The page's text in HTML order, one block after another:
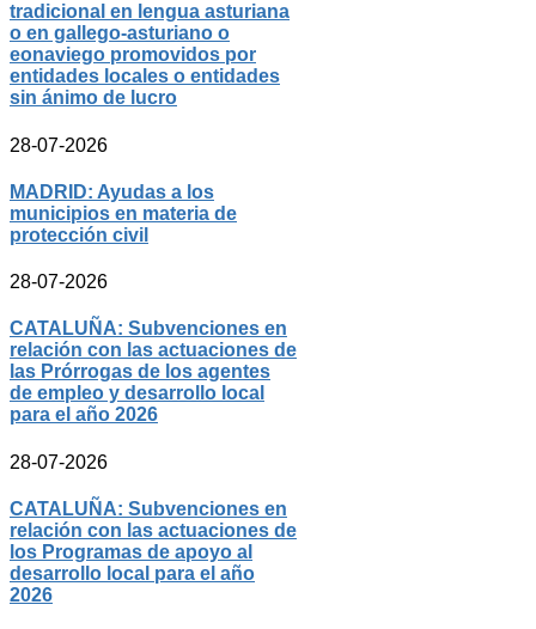
tradicional en lengua asturiana
o en gallego-asturiano o
eonaviego promovidos por
entidades locales o entidades
sin ánimo de lucro
28-07-2026
MADRID: Ayudas a los
municipios en materia de
protección civil
28-07-2026
CATALUÑA: Subvenciones en
relación con las actuaciones de
las Prórrogas de los agentes
de empleo y desarrollo local
para el año 2026
28-07-2026
CATALUÑA: Subvenciones en
relación con las actuaciones de
los Programas de apoyo al
desarrollo local para el año
2026